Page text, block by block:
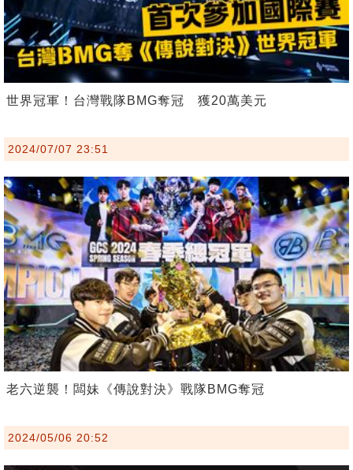
世界冠軍！台灣戰隊BMG奪冠 獲20萬美元
2024/07/07 23:51
老六逆襲！闆妹《傳說對決》戰隊BMG奪冠
2024/05/06 20:52